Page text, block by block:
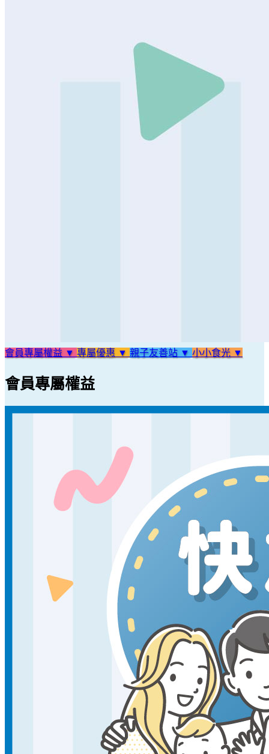
會員專屬權益 ▼ 專屬優惠 ▼ 親子友善站 ▼ 小小食光 ▼
會員專屬權益